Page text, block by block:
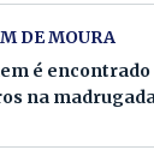
DE MOURA
é
na